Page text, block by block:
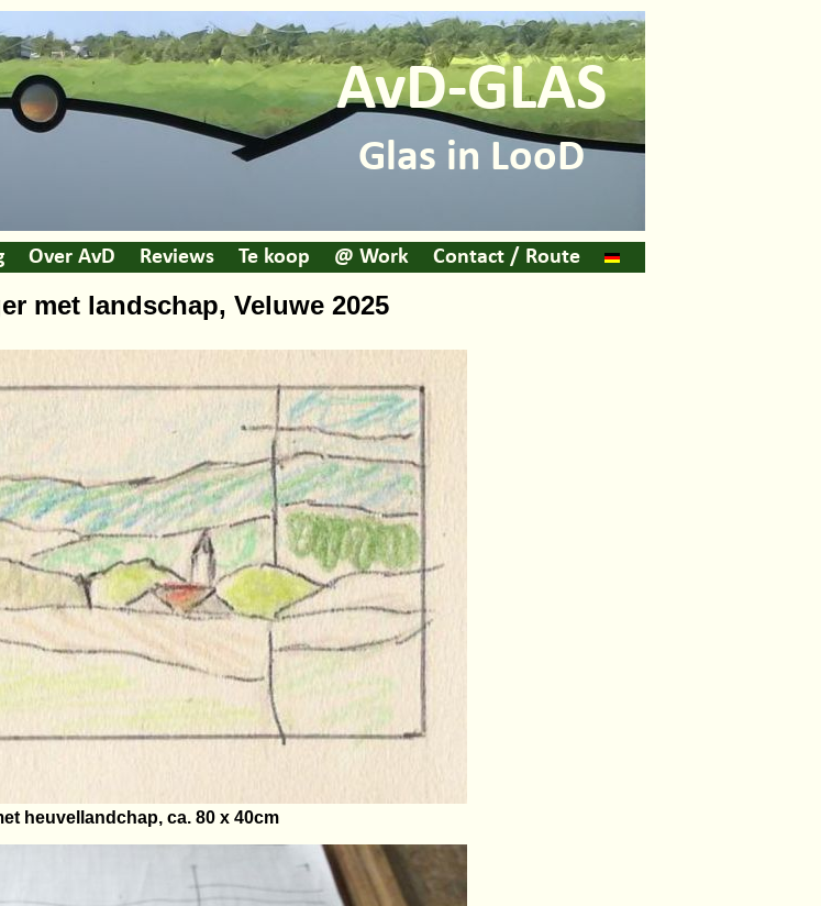
AvD-GLAS
Glas in LooD
Over AvD Reviews Te koop @ Work Contact / Route
met landschap, Veluwe 2025
heuvellandchap, ca. 80 x 40cm